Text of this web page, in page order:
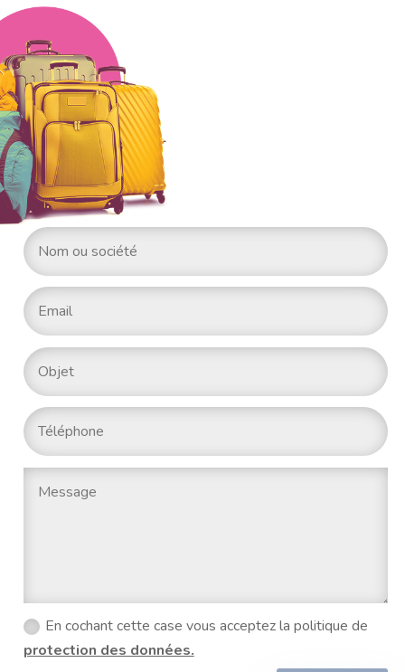
En cochant cette case vous acceptez la politique de
protection des données.